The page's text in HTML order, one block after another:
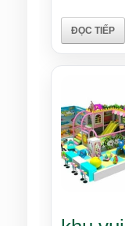
ĐỌC TIẾP